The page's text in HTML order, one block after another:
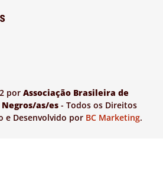
por Associação Brasileira de
as/es - Todos os Direitos
e Desenvolvido por BC Marketing.